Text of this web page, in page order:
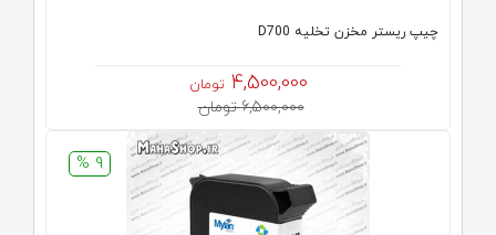
چیپ ریستر مخزن تخلیه D700
4,500,000 تومان
6,500,000 تومان
9 %